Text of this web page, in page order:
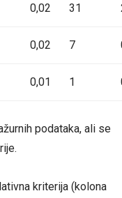
0,02 31
0,02 7
0,01 1
podataka, ali se
kriterija (kolona